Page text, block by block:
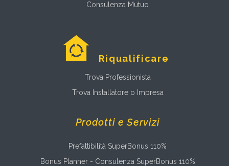
Consulenza Mutuo
Riqualificare
Trova Professionista
Trova Installatore o Impresa
Prodotti e Servizi
Prefattibilità SuperBonus 110%
Bonus Planner - Consulenza SuperBonus 110%